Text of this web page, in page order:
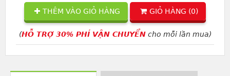
THÊM VÀO GIỎ HÀNG GIỎ HÀNG (0)
(HỖ TRỢ 30% PHÍ VẬN CHUYỂNcho mỗi lần mua)